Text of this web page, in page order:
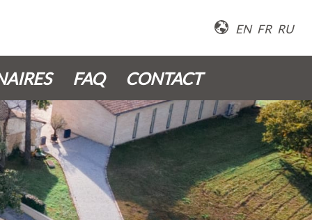
EN FR RU
FAQ CONTACT